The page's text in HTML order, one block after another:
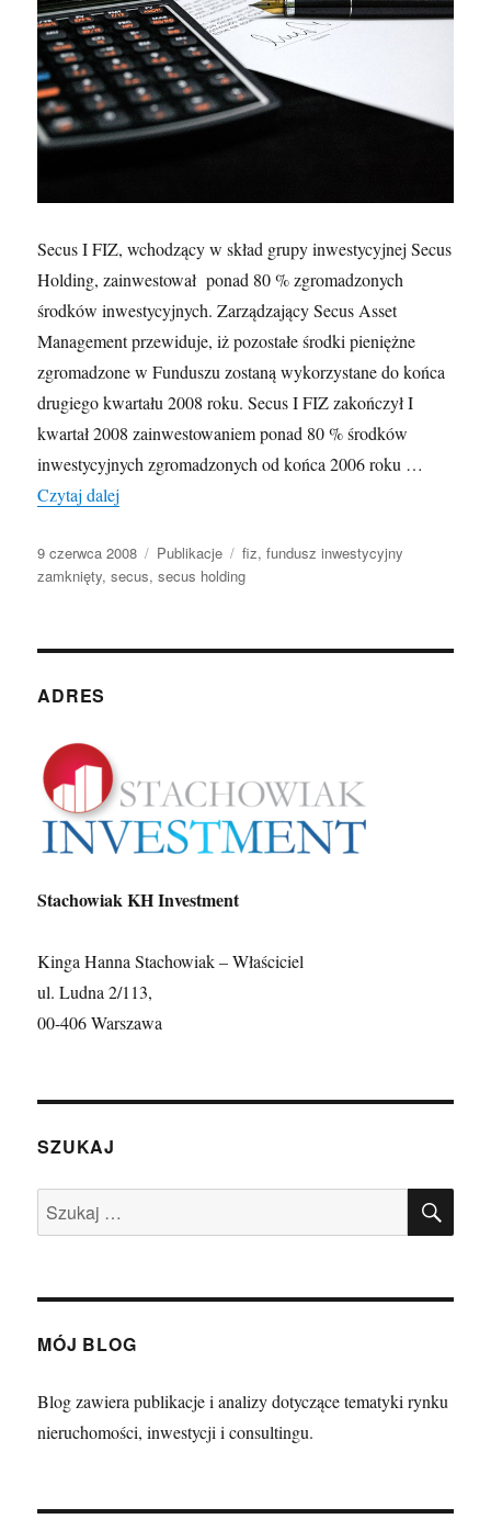
Secus I FIZ, wchodzący w skład grupy inwestycyjnej Secus
Holding, zainwestował ponad 80 % zgromadzonych
środków inwestycyjnych. Zarządzający Secus Asset
Management przewiduje, iż pozostałe środki pieniężne
zgromadzone w Funduszu zostaną wykorzystane do końca
drugiego kwartału 2008 roku. Secus I FIZ zakończył I
kwartał 2008 zainwestowaniem ponad 80 % środków
inwestycyjnych zgromadzonych od końca 2006 roku …
Czytaj dalej
Opublikowano
9 czerwca 2008 Kategorie
Publikacje Tagi
fiz,fundusz inwestycyjny
zamknięty,secus,secus holding
ADRES
Stachowiak KH Investment
Kinga Hanna Stachowiak – Właściciel
ul. Ludna 2/113,
00-406 Warszawa
SZUKAJ
Szukaj:
MÓJ BLOG
Blog zawiera publikacje i analizy dotyczące tematyki rynku
nieruchomości, inwestycji i consultingu.